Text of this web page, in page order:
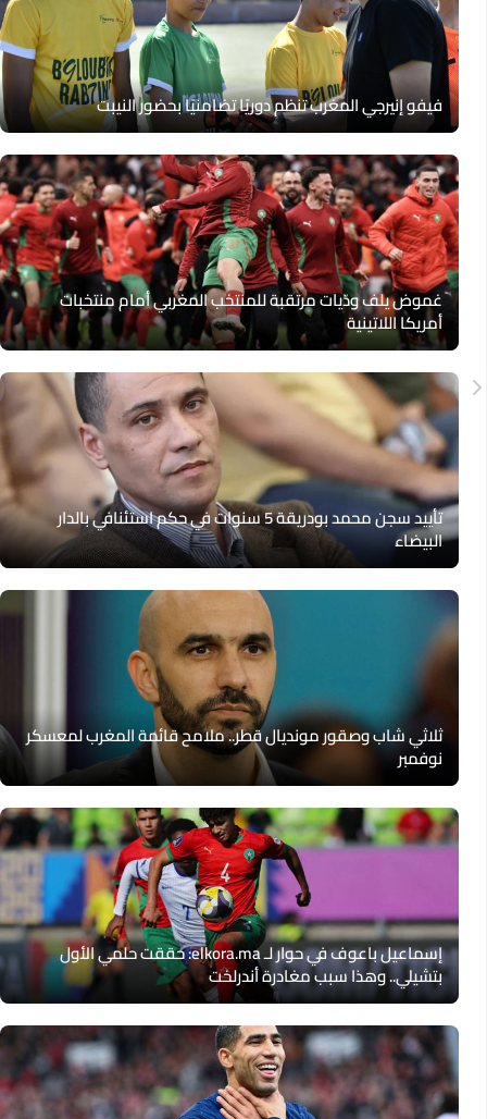
فيفو إنيرجي المغرب تنظم دوريًا تضامنيًا بحضور النيبت
غموض يلف ودّيات مرتقبة للمنتخب المغربي أمام منتخبات
أمريكا اللاتينية
تأييد سجن محمد بودريقة 5 سنوات في حكم استئنافي بالدار
البيضاء
ثلاثي شاب وصقور مونديال قطر.. ملامح قائمة المغرب لمعسكر
نوفمبر
إسماعيل باعوف في حوار لـ elkora.ma: حققت حلمي الأول
بتشيلي.. وهذا سبب مغادرة أندرلخت